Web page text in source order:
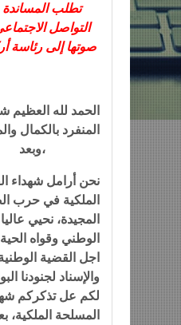
تطلب
التواصل
صوتها إلى رئاسة أركان الحرب العامة
الحمد لله العظيم
المنفرد بالكمال
وبعد،
نحن أرامل شهداء
الملكية في حرب
المجيدة، نحيي
الوطني وقواه
اجل القضية
والإسناد لجنودنا
لكم عل تذكركم
المسلحة الملكية،